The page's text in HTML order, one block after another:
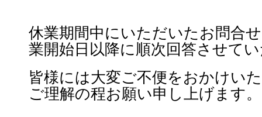
休業期間中にいただいたお問合
業開始日以降に順次回答させて
皆様には大変ご不便をおかけい
ご理解の程お願い申し上げます。